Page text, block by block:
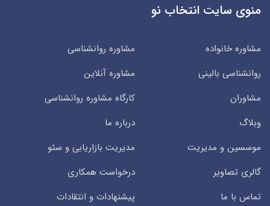
منوی سایت انتخاب نو
مشاوره خانواده
مشاوره روانشناسی
روانشناسی بالینی
مشاوره آنلاین
مشاوران
کارگاه مشاوره روانشناسی
وبلاگ
درباره ما
موسسین و مدیریت
مدیریت بازاریابی و سئو
گالری تصاویر
درخواست همکاری
تماس با ما
پیشنهادات و انتقادات